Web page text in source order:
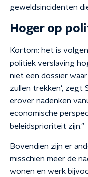
geweldsincidenten
Hoger op
Kortom: het is
politiek verslaving
niet een dossier
zullen trekken', zegt
erover nadenken
economische
beleidsprioriteit zijn."
Bovendien zijn er
misschien meer de
wonen en werk